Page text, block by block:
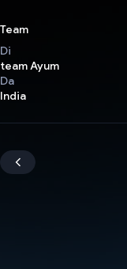
Team
Di
team Ayum
Da
India